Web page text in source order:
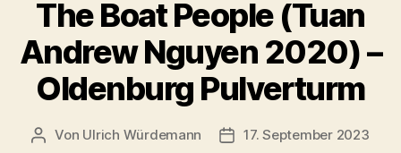
The Boat People (Tuan
Andrew Nguyen 2020) –
Oldenburg Pulverturm
Beitragsautor
Von Ulrich Würdemann Beitragsdatum
17. September 2023